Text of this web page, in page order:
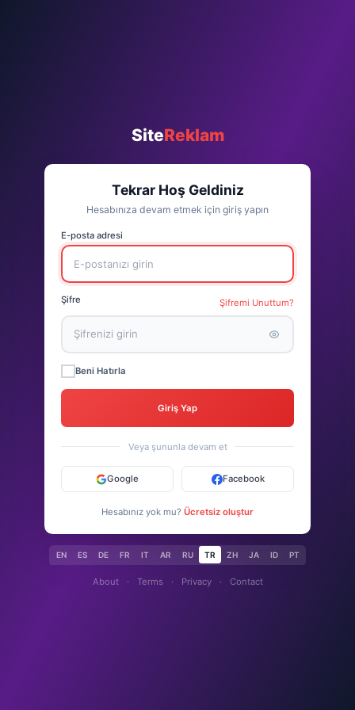
SiteReklam
Tekrar Hoş Geldiniz
Hesabınıza devam etmek için giriş yapın
E-posta adresi
Şifre Şifremi Unuttum?
Beni Hatırla
Giriş Yap
Veya şununla devam et
Google Facebook
Hesabınız yok mu? Ücretsiz oluştur
EN ES DE FR IT AR RU TR ZH JA ID PT
About · Terms · Privacy · Contact